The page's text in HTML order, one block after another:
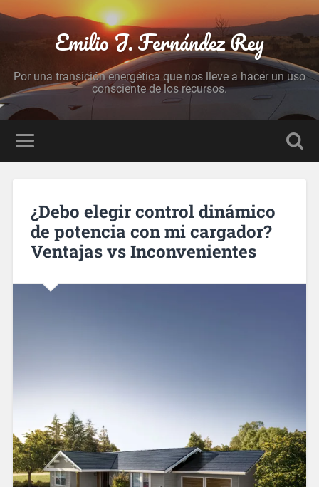
Emilio J. Fernández Rey
Por una transición energética que nos lleve a hacer un uso
consciente de los recursos.
¿Debo elegir control dinámico
de potencia con mi cargador?
Ventajas vs Inconvenientes